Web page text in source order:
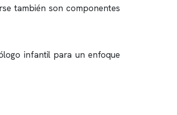
también son componentes
infantil para un enfoque